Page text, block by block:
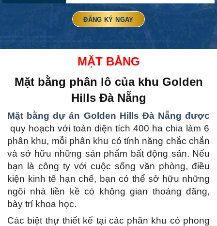
MẶT BẰNG
Mặt bằng phân lô củakhu Golden
Hills Đà Nẵng
Mặt bằng dự án Golden Hills Đà Nẵng được
quy hoạch với toàn diện tích 400 ha chia làm 6
phân khu, mỗi phân khu có tính năng chắc chắn
và sở hữu những sản phẩm bất động sản. Nếu
bạn là công ty với cuộc sống văn phòng, điều
kiện kinh tế hạn chế, bạn có thể sở hữu những
ngôi nhà liền kề có không gian thoáng đãng,
bày trí khoa học.
Các biệt thự thiết kế tại các phân khu có phong